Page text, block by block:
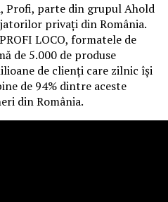
Profi, parte din grupul Ahold
privați din România.
LOCO, formatele de
de 5.000 de produse
de clienți care zilnic își
de 94% dintre aceste
din România.